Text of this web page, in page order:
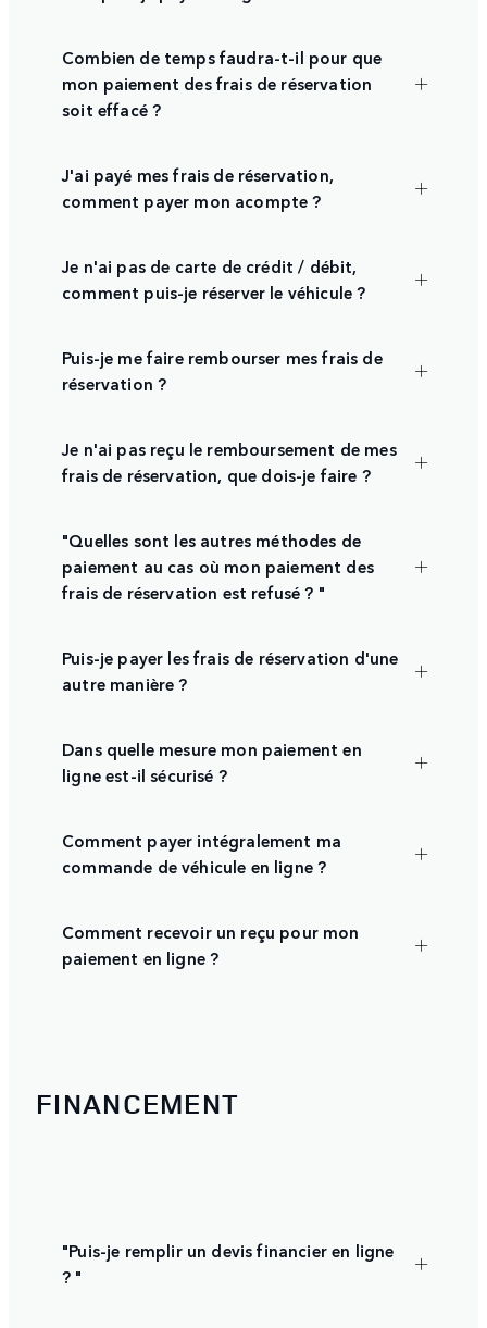
Combien de temps faudra-t-il pour que
mon paiement des frais de réservation
soit effacé ?
J'ai payé mes frais de réservation,
comment payer mon acompte ?
Je n'ai pas de carte de crédit / débit,
comment puis-je réserver le véhicule ?
Puis-je me faire rembourser mes frais de
réservation ?
Je n'ai pas reçu le remboursement de mes
frais de réservation, que dois-je faire ?
"Quelles sont les autres méthodes de
paiement au cas où mon paiement des
frais de réservation est refusé ? "
Puis-je payer les frais de réservation d'une
autre manière ?
Dans quelle mesure mon paiement en
ligne est-il sécurisé ?
Comment payer intégralement ma
commande de véhicule en ligne ?
Comment recevoir un reçu pour mon
paiement en ligne ?
FINANCEMENT
"Puis-je remplir un devis financier en ligne
? "